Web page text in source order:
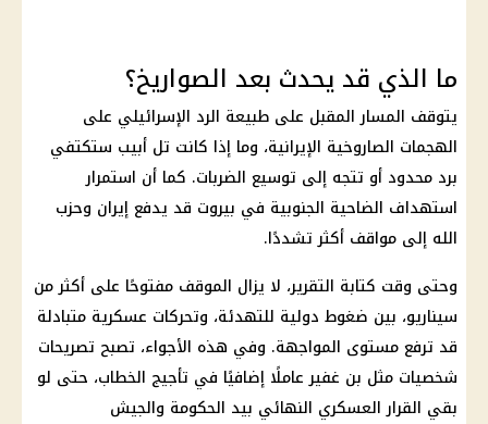
ما الذي قد يحدث بعد الصواريخ؟
يتوقف المسار المقبل على طبيعة الرد الإسرائيلي على
الهجمات الصاروخية الإيرانية، وما إذا كانت تل أبيب ستكتفي
برد محدود أو تتجه إلى توسيع الضربات. كما أن استمرار
استهداف الضاحية الجنوبية في بيروت قد يدفعإيران وحزب
الله إلى مواقف أكثر تشددًا.
وحتى وقت كتابة التقرير، لا يزال الموقف مفتوحًا على أكثر من
سيناريو، بين ضغوط دولية للتهدئة، وتحركات عسكرية متبادلة
قد ترفع مستوى المواجهة. وفي هذه الأجواء، تصبح تصريحات
شخصيات مثل بن غفير عاملًا إضافيًا في تأجيج الخطاب، حتى لو
بقي القرار العسكري النهائي بيد الحكومة والجيش